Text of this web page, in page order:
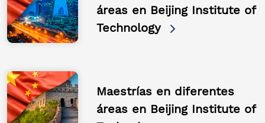
áreas en Beijing Institute of
Technology
Maestrías en diferentes
áreas en Beijing Institute of